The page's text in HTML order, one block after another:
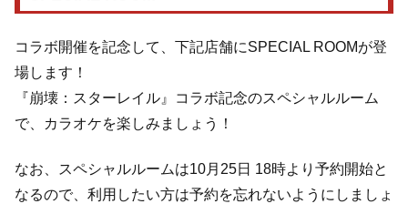
コラボ開催を記念して、下記店舗にSPECIAL ROOMが登
場します！
『崩壊：スターレイル』コラボ記念のスペシャルルーム
で、カラオケを楽しみましょう！
なお、スペシャルルームは10月25日 18時より予約開始と
なるので、利用したい方は予約を忘れないようにしましょ